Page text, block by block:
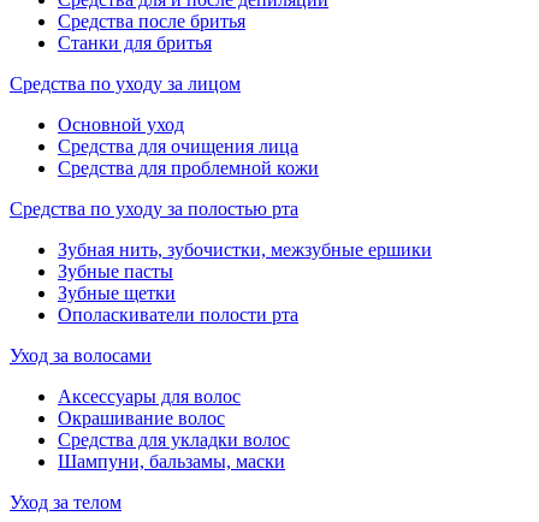
Средства после бритья
Станки для бритья
Средства по уходу за лицом
Основной уход
Средства для очищения лица
Средства для проблемной кожи
Средства по уходу за полостью рта
Зубная нить, зубочистки, межзубные ершики
Зубные пасты
Зубные щетки
Ополаскиватели полости рта
Уход за волосами
Аксессуары для волос
Окрашивание волос
Средства для укладки волос
Шампуни, бальзамы, маски
Уход за телом